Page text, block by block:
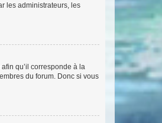
les administrateurs, les
qu’il corresponde à la
du forum. Donc si vous